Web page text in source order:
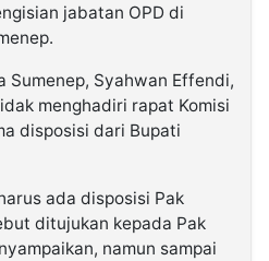
jabatan OPD di
Sumenep, Syahwan Effendi,
menghadiri rapat Komisi
disposisi dari Bupati
ada disposisi Pak
ditujukan kepada Pak
namun sampai